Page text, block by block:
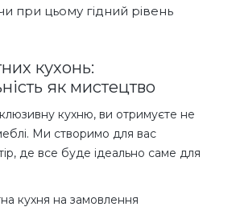
при цьому гідний рівень
кухонь:
як мистецтво
кухню, ви отримуєте не
Ми створимо для вас
де все буде ідеально саме для
кухня на замовлення